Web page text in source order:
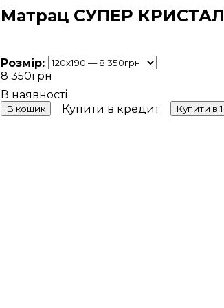
Матрац СУПЕР КРИСТАЛ
Розмір:
8 350грн
В кошик Купити в кредит Купити в 1